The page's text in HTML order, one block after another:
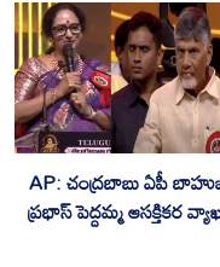
AP: చంద్రబాబు ఏపీ
ప్రభాస్ పెద్దమ్మ ఆసక్తికర